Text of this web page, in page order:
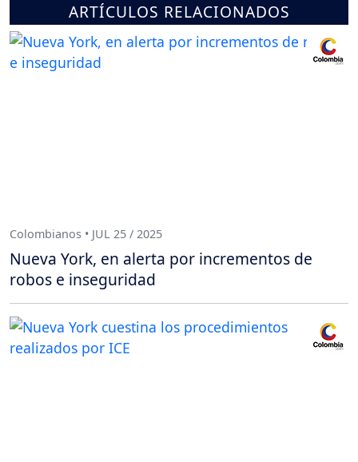
ARTÍCULOS RELACIONADOS
Colombianos • JUL 25 / 2025
Nueva York, en alerta por incrementos de
robos e inseguridad